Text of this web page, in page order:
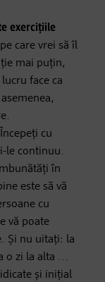
exercițiile
care vrei să îl
mai puțin,
face ca
Începeți cu
le continuu.
în
este să vă
cu
vă poate
Și nu uitați: la
o zi la alta ...
și inițial